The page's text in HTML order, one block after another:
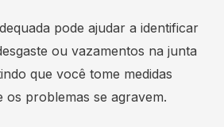
pode ajudar a identificar
ou vazamentos na junta
que você tome medidas
os problemas se agravem.